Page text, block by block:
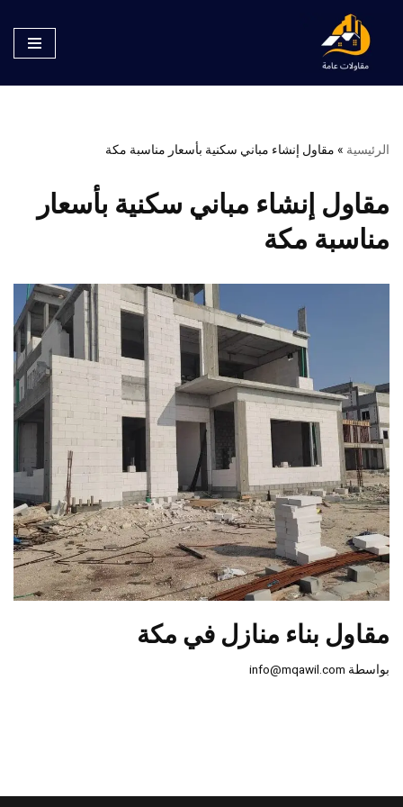
تخطى
الرئيسية » مقاول إنشاء مباني سكنية بأسعار مناسبة مكة
مقاول إنشاء مباني سكنية بأسعار
مناسبة مكة
مقاول بناء منازل في مكة
بواسطة info@mqawil.com